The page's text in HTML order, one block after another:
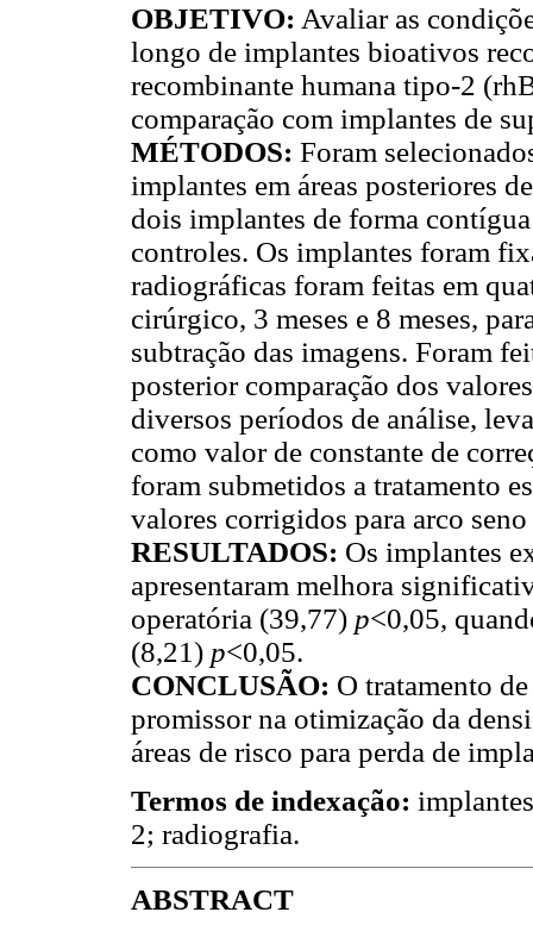
OBJETIVO: Avaliar as
longo de implantes bioativos
recombinante humana tipo-2
comparação com implantes de
MÉTODOS: Foram
implantes em áreas posteriores
dois implantes de forma
controles. Os implantes foram
radiográficas foram feitas em
cirúrgico, 3 meses e 8 meses,
subtração das imagens. Foram
posterior comparação dos
diversos períodos de análise,
como valor de constante de
foram submetidos a tratamento
valores corrigidos para arco
RESULTADOS: Os implantes
apresentaram melhora
operatória (39,77) p<0,05,
(8,21) p<0,05.
CONCLUSÃO: O tratamento
promissor na otimização da
áreas de risco para perda de
Termos de indexação:
2; radiografia.
ABSTRACT